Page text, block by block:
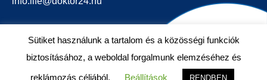
Sütiket használunk a tartalom és a közösségi funkciók
biztosításához, a weboldal forgalmunk elemzéséhez és
reklámozás céljából.
Beállítások RENDBEN